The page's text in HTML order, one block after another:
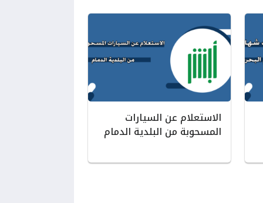
الاستعلام عن السيارات
المسحوبة من البلدية الدمام